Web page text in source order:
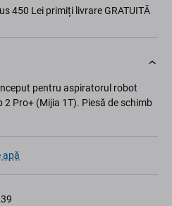
450 Lei primiți livrare GRATUITĂ
pentru aspiratorul robot
Pro+ (Mijia 1T). Piesă de schimb
apă